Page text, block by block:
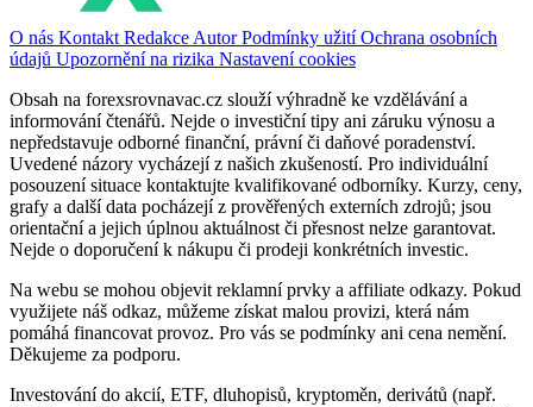
O nás Kontakt Redakce AutorPodmínky užitíOchrana osobních
údajů Upozornění na rizika Nastavení cookies
Obsah na forexsrovnavac.cz slouží výhradně ke vzdělávání a
informování čtenářů. Nejde o investiční tipy ani záruku výnosu a
nepředstavuje odborné finanční, právní či daňové poradenství.
Uvedené názory vycházejí z našich zkušeností. Pro individuální
posouzení situace kontaktujte kvalifikované odborníky. Kurzy, ceny,
grafy a další data pocházejí z prověřených externích zdrojů; jsou
orientační a jejich úplnou aktuálnost či přesnost nelze garantovat.
Nejde o doporučení k nákupu či prodeji konkrétních investic.
Na webu se mohou objevit reklamní prvky a affiliate odkazy. Pokud
využijete náš odkaz, můžeme získat malou provizi, která nám
pomáhá financovat provoz. Pro vás se podmínky ani cena nemění.
Děkujeme za podporu.
Investování do akcií, ETF, dluhopisů, kryptoměn, derivátů (např.